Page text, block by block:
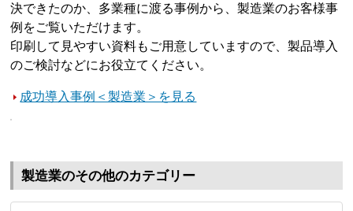
決できたのか、多業種に渡る事例から、製造業のお客様事
例をご覧いただけます。
印刷して見やすい資料もご用意していますので、製品導入
のご検討などにお役立てください。
成功導入事例＜製造業＞を見る
製造業のその他のカテゴリー